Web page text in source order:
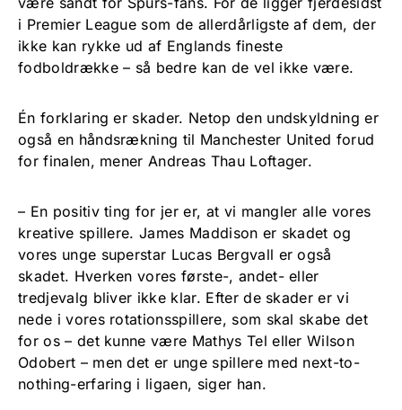
i Premier League som de allerdårligste af dem, der
ikke kan rykke ud af Englands fineste
fodboldrække – så bedre kan de vel ikke være.
Én forklaring er skader. Netop den undskyldning er
også en håndsrækning til Manchester United forud
for finalen, mener Andreas Thau Loftager.
– En positiv ting for jer er, at vi mangler alle vores
kreative spillere. James Maddison er skadet og
vores unge superstar Lucas Bergvall er også
skadet. Hverken vores første-, andet- eller
tredjevalg bliver ikke klar. Efter de skader er vi
nede i vores rotationsspillere, som skal skabe det
for os – det kunne være Mathys Tel eller Wilson
Odobert – men det er unge spillere med next-to-
nothing-erfaring i ligaen, siger han.